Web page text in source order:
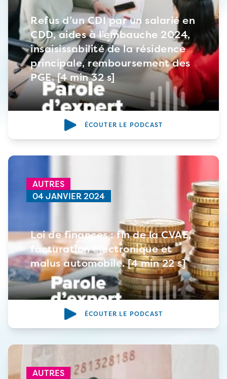
Refus d’un CDI par un salarié en
CDD, aides à l’embauche 2024,
insaisissabilité de la résidence
principale, remboursement des
PGE. [4 min 32 s]
ÉCOUTER LE PODCAST
AUTRES
04 JANVIER 2024
Loi de finances : fin de la CVAE,
facturation électronique et
malus automobile. [4 min 22 s]
ÉCOUTER LE PODCAST
AUTRES